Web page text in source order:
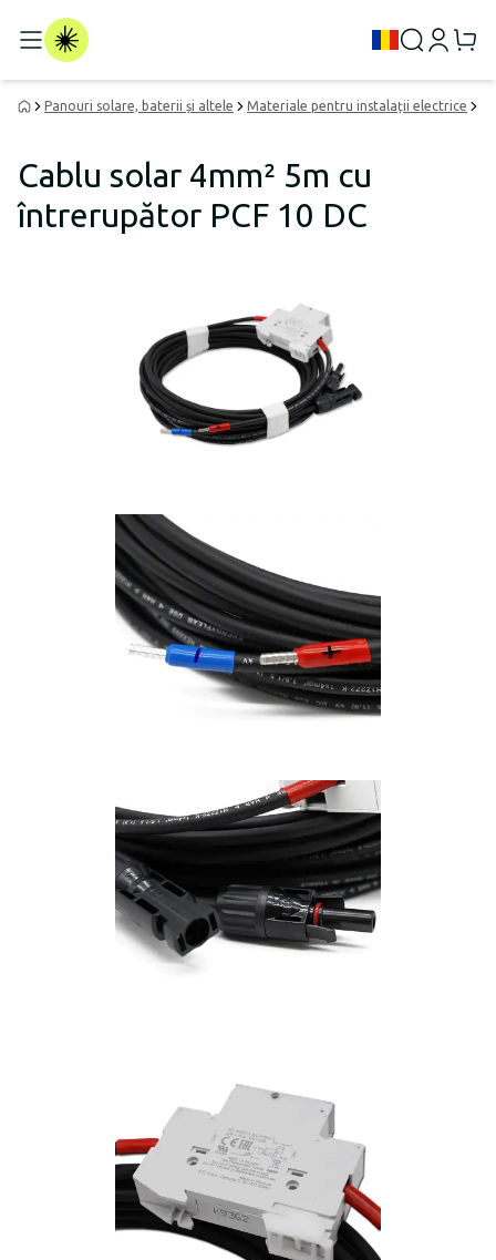
Panouri solare, baterii și altele Materiale pentru instalații electrice
Cablu solar 4mm² 5m cu
întrerupător PCF 10 DC